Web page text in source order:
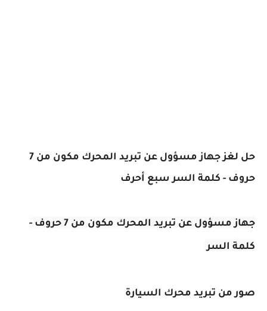
حل لغز جهاز مسؤول عن تبريد المحرك مكون من 7
حروف - كلمة السر سبع أحرف
جهاز مسؤول عن تبريد المحرك مكون من 7 حروف -
كلمة السر
صور من تبريد محرك السيارة